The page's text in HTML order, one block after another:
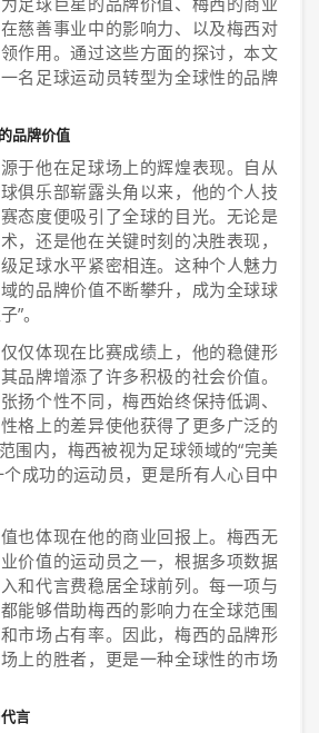
慈善事业中的影响力、以及梅西对
作用。通过这些方面的探讨，本文
名足球运动员转型为全球性的品牌
品牌价值
于他在足球场上的辉煌表现。自从
俱乐部崭露头角以来，他的个人技
态度便吸引了全球的目光。无论是
，还是他在关键时刻的决胜表现，
足球水平紧密相连。这种个人魅力
的品牌价值不断攀升，成为全球球
”。
仅体现在比赛成绩上，他的稳健形
品牌增添了许多积极的社会价值。
扬个性不同，梅西始终保持低调、
格上的差异使他获得了更多广泛的
围内，梅西被视为足球领域的“完美
成功的运动员，更是所有人心目中
也体现在他的商业回报上。梅西无
价值的运动员之一，根据多项数据
和代言费稳居全球前列。每一项与
能够借助梅西的影响力在全球范围
市场占有率。因此，梅西的品牌形
上的胜者，更是一种全球性的市场
言